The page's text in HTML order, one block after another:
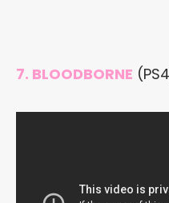
7. BLOODBORNE